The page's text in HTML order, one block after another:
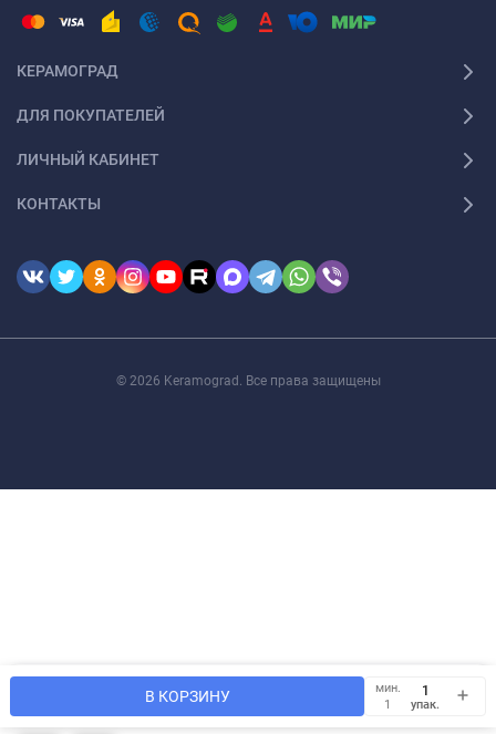
В КОРЗИНУ
мин.
1
упак.
КЕРАМОГРАД
ДЛЯ ПОКУПАТЕЛЕЙ
ЛИЧНЫЙ КАБИНЕТ
КОНТАКТЫ
© 2026 Keramograd. Все права защищены
Мы используем файлы cookie, чтобы сайт был лучше для
OK